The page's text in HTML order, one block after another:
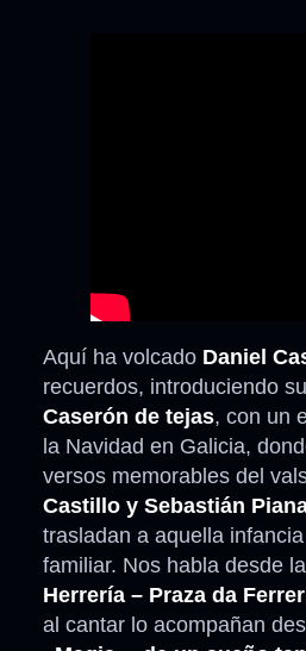
Aquí ha volcado Daniel
recuerdos, introduciendo
Caserón de tejas, con un
la Navidad en Galicia,
versos memorables del
Castillo y Sebastián
trasladan a aquella
familiar. Nos habla desde la
Herrería – Praza da
al cantar lo acompañan